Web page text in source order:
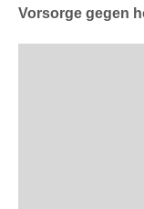
Vorsorge gegen